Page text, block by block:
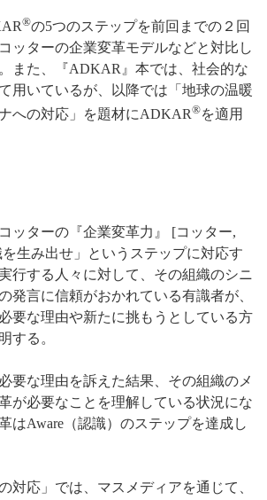
®の5つのステップを前回までの２回
ッターの企業変革モデルなどと対比し
また、『ADKAR』本では、社会的な
用いているが、以降では「地球の温暖
への対応」を題材にADKAR®を適用
ッターの『企業変革力』 [コッター,
生み出せ」というステップに対応す
行する人々に対して、その組織のシニ
発言に信頼がおかれている有識者が、
要な理由や新たに挑もうとしている方
する。
要な理由を訴えた結果、その組織のメ
が必要なことを理解している状況にな
はAware（認識）のステップを達成し
対応」では、マスメディアを通じて、